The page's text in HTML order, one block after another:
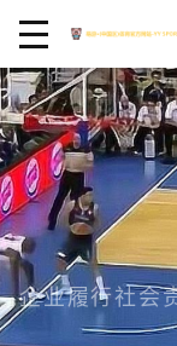
企业履行社会